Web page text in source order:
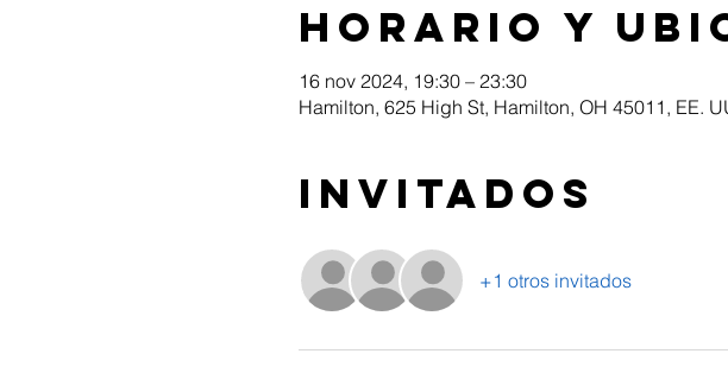
Horario y
16 nov 2024, 19:30 – 23:30
Hamilton, 625 High St, Hamilton, OH 45011, EE.
Invitados
+1 otros invitados